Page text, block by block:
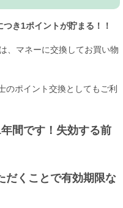
つき1ポイントが貯まる！！
、マネーに交換してお買い物
のポイント交換としてもご利
間です！ 失効する前
だくことで有効期限な